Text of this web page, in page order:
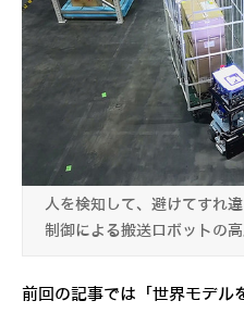
人を検知して、避けてすれ
制御による搬送ロボットの
前回の記事では「世界モデル